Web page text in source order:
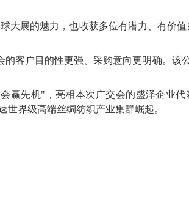
大展的魅力，也收获多位有潜力、有价值
客户目的性更强、采购意向更明确。该
赢先机"，亮相本次广交会的盛泽企业代
界级高端丝绸纺织产业集群崛起。